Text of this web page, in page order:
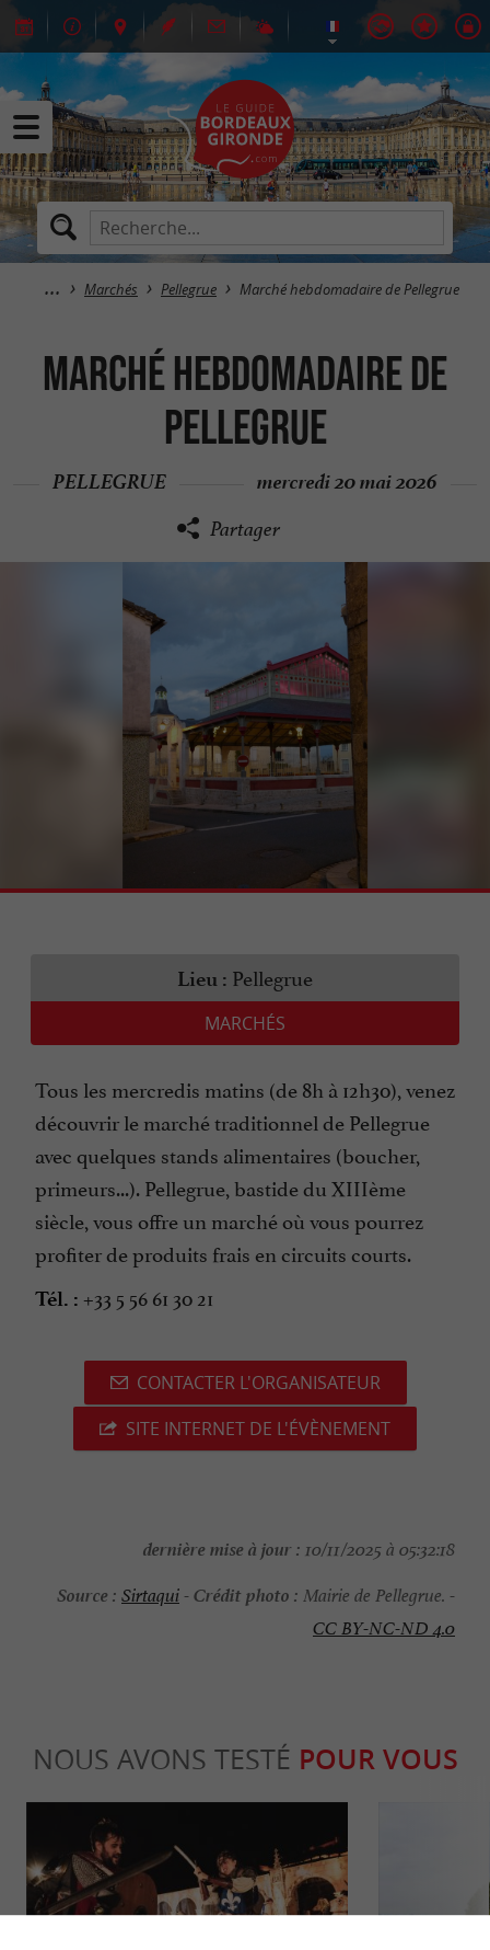
Marchés Pellegrue Marché hebdomadaire de Pellegrue
Marché hebdomadaire de
Pellegrue
PELLEGRUE mercredi 20 mai 2026
Partager
Lieu : Pellegrue
MARCHÉS
Tous les mercredis matins (de 8h à 12h30), venez
découvrir le marché traditionnel de Pellegrue
avec quelques stands alimentaires (boucher,
primeurs...). Pellegrue, bastide du XIIIème
siècle, vous offre un marché où vous pourrez
profiter de produits frais en circuits courts.
Tél. : +33 5 56 61 30 21
CONTACTER L'ORGANISATEUR
SITE INTERNET DE L'ÉVÈNEMENT
dernière mise à jour : 10/11/2025 à 05:32:18
Source : Sirtaqui-Crédit photo : Mairie de Pellegrue. -
CC BY-NC-ND 4.0
NOUS AVONS TESTÉ POUR VOUS